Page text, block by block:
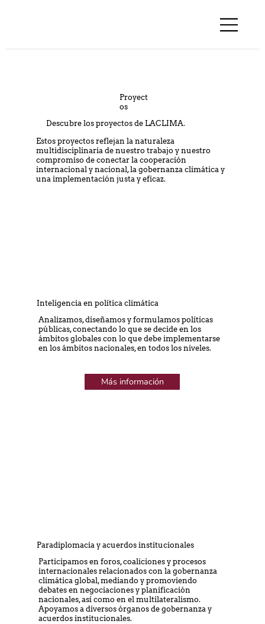
Proyect
os
Descubre los proyectos de LACLIMA.
Estos proyectos reflejan la naturaleza
multidisciplinaria de nuestro trabajo y nuestro
compromiso de conectar la cooperación
internacional y nacional, la gobernanza climática y
una implementación justa y eficaz.
Inteligencia en política climática
Analizamos, diseñamos y formulamos políticas
públicas, conectando lo que se decide en los
ámbitos globales con lo que debe implementarse
en los ámbitos nacionales, en todos los niveles.
Más información
Paradiplomacia y acuerdos institucionales
Participamos en foros, coaliciones y procesos
internacionales relacionados con la gobernanza
climática global, mediando y promoviendo
debates en negociaciones y planificación
nacionales, así como en el multilateralismo.
Apoyamos a diversos órganos de gobernanza y
acuerdos institucionales.